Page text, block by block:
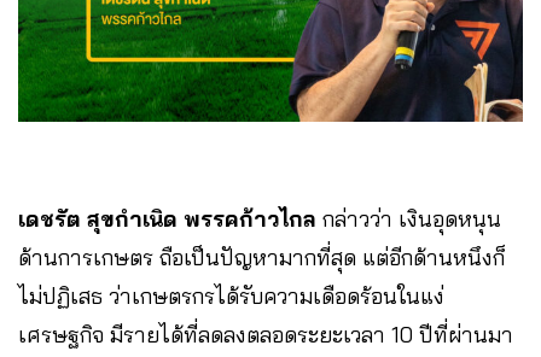
เดชรัต สุขกำเนิด พรรคก้าวไกล กล่าวว่า เงินอุดหนุน
ด้านการเกษตร ถือเป็นปัญหามากที่สุด แต่อีกด้านหนึงก็
ไม่ปฏิเสธ ว่าเกษตรกรได้รับความเดือดร้อนในแง่
เศรษฐกิจ มีรายได้ที่ลดลงตลอดระยะเวลา 10 ปีที่ผ่านมา